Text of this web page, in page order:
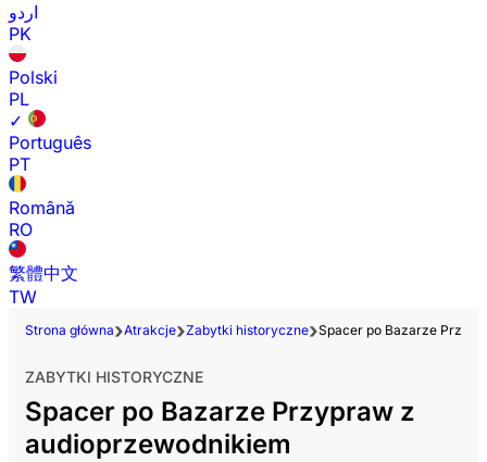
اردو
PK
Polski
PL
✓
Português
PT
Română
RO
繁體中文
TW
Strona główna Atrakcje Zabytki historyczne Spacer po Bazarze
ZABYTKI HISTORYCZNE
Spacer po Bazarze Przypraw z
audioprzewodnikiem